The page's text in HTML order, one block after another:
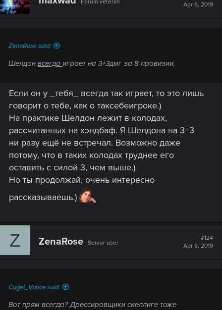
Forum veteran
Apr 6, 2019
ZenaRose said:
Шелдон всегда играет на 3+3дмг за 8 провизии,
Если он у _тебя_ всегда так играет, то это лишь
говорит о тебе, как о таксебеигроке.)
На практике Шелдон лежит в колодах,
рассчитанных на хэндбаф. Я Шелдона на 3+3
ни разу ещё не встречал. Возможно даже
потому, что в таких колодах труднее его
оставить с силой 3, чем выше.)
Но ты продолжай, очень интересно
рассказываешь.)
Z ZenaRose Senior user
#124
Apr 6, 2019
Cugel_Vance said:
Вот прям всегда? Дрессировщики скеллиге тоже